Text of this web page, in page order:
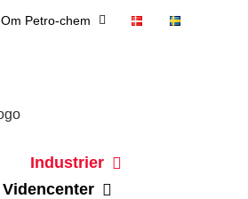
Om Petro-chem
Industrier
Videncenter